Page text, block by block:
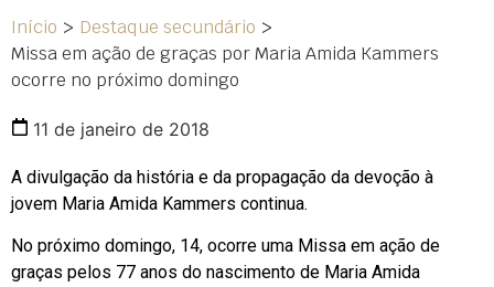
Início > Destaque secundário >
Missa em ação de graças por Maria Amida Kammers
ocorre no próximo domingo
11 de janeiro de 2018
A divulgação da história e da propagação da devoção à
jovem Maria Amida Kammers continua.
No próximo domingo, 14, ocorre uma Missa em ação de
graças pelos 77 anos do nascimento de Maria Amida